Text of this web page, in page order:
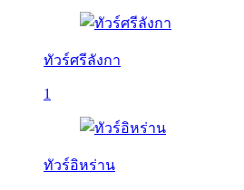
ทัวร์ศรีลังกา
1
ทัวร์อิหร่าน